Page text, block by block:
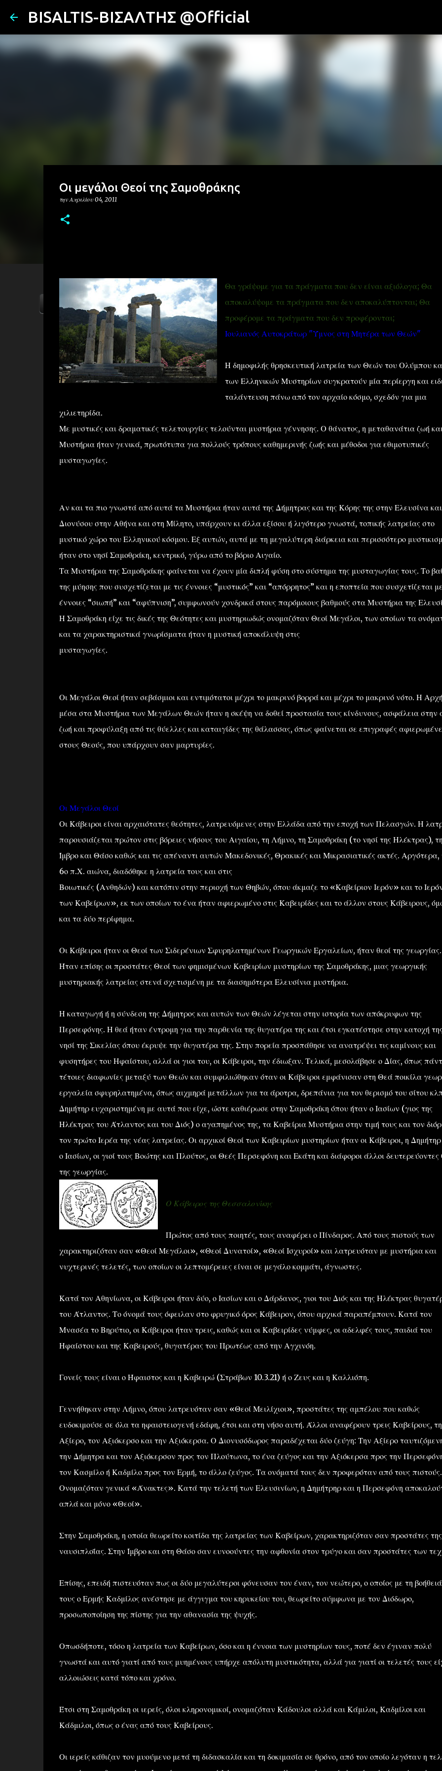
BISALTIS-ΒΙΣΑΛΤΗΣ @Official
ΑΡΧΙΚΗ YOUTUBE FACEBOOK ''ΜΑΓΕΜΕΝΕΣ'' /PROJECT ΣΧΕΤΙΚΑ/ABOUT
Oι μεγάλοι Θεοί της Σαμοθράκης
τηνΑπριλίου 04, 2011
Θα γράψομε για τα πράγματα που δεν είναι αξιόλογα; Θα
αποκαλύψομε τα πράγματα που δεν αποκαλύπτονται; Θα
προφέρομε τα πράγματα που δεν προφέρονται;
Ιουλιανός Αυτοκράτωρ "Ύμνος στη Μητέρα των Θεών"
Η δημοφιλής θρησκευτική λατρεία των Θεών του Ολύμπου
των Ελληνικών Μυστηρίων συγκρατούν μία περίεργη και
ταλάντευση πάνω από τον αρχαίο κόσμο, σχεδόν για μια
χιλιετηρίδα.
Με μυστικές και δραματικές τελετουργίες τελούνται μυστήρια γέννησης. Ο θάνατος, η μεταθανάτια ζωή
Μυστήρια ήταν γενικά, πρωτότυπα για πολλούς τρόπους καθημερινής ζωής και μέθοδοι για εθιμοτυπικές
μυσταγωγίες.
Αν και τα πιο γνωστά από αυτά τα Μυστήρια ήταν αυτά της Δήμητρας και της Κόρης της στην Ελευσίνα
Διονύσου στην Αθήνα και στη Μίλητο, υπάρχουν κι άλλα εξίσου ή λιγότερο γνωστά, τοπικής λατρείας στο
μυστικό χώρο του Ελληνικού κόσμου. Εξ αυτών, αυτά με τη μεγαλύτερη διάρκεια και περισσότερο
ήταν στο νησί Σαμοθράκη, κεντρικό, γύρω από το βόριο Αιγαίο.
Τα Μυστήρια της Σαμοθράκης φαίνεται να έχουν μία διπλή φύση στο σύστημα της μυσταγωγίας τους. Το
της μύησης που συσχετίζεται με τις έννοιες “μυστικός” και “απόρρητος” και η εποπτεία που συσχετίζεται
έννοιες “σιωπή” και “αφύπνιση”, συμφωνούν χονδρικά στους παρόμοιους βαθμούς στα Μυστήρια της
Η Σαμοθράκη είχε τις δικές της Θεότητες και μυστηριωδώς ονομαζόταν Θεοί Μεγάλοι, των οποίων τα
και τα χαρακτηριστικά γνωρίσματα ήταν η μυστική αποκάλυψη στις
μυσταγωγίες.
Οι Μεγάλοι Θεοί ήταν σεβάσμιοι και εντιμότατοι μέχρι το μακρινό βορρά και μέχρι το μακρινό νότο. Η Αρχή
μέσα στα Μυστήρια των Μεγάλων Θεών ήταν η σκέψη να δοθεί προστασία τους κίνδυνους, ασφάλεια στην
ζωή και προφύλαξη από τις θύελλες και καταιγίδες της θάλασσας, όπως φαίνεται σε επιγραφές
στους Θεούς, που υπάρχουν σαν μαρτυρίες.
Οι Μεγάλοι Θεοί
Οι Κάβειροι είναι αρχαιότατες θεότητες, λατρευόμενες στην Ελλάδα από την εποχή των Πελασγών. Η
παρουσιάζεται πρώτον στις βόρειες νήσους του Αιγαίου, τη Λήμνο, τη Σαμοθράκη (το νησί της Ηλέκτρας),
Ίμβρο και Θάσο καθώς και τις απέναντι αυτών Μακεδονικές, Θρακικές και Μικρασιατικές ακτές. Αργότερα,
6ο π.Χ. αιώνα, διαδόθηκε η λατρεία τους και στις
Βοιωτικές (Ανθηδών) και κατόπιν στην περιοχή των Θηβών, όπου άκμαζε το «Καβείριον Ιερόν» και το
των Καβείρων», εκ των οποίων το ένα ήταν αφιερωμένο στις Καβειρίδες και το άλλον στους Κάβειρους,
και τα δύο περίφημα.
Οι Κάβειροι ήταν οι Θεοί των Σιδερένιων Σφυρηλατημένων Γεωργικών Εργαλείων, ήταν θεοί της γεωργίας.
Ήταν επίσης οι προστάτες Θεοί των φημισμένων Καβειρίων μυστηρίων της Σαμοθράκης, μιας γεωργικής
μυστηριακής λατρείας στενά σχετισμένη με τα διασημότερα Ελευσίνια μυστήρια.
Η καταγωγή ή η σύνδεση της Δήμητρος και αυτών των Θεών λέγεται στην ιστορία των απόκρυφων της
Περσεφόνης. Η θεά ήταν έντρομη για την παρθενία της θυγατέρα της και έτσι εγκατέστησε στην κατοχή
νησί της Σικελίας όπου έκρυψε την θυγατέρα της. Στην πορεία προσπάθησε να ανατρέψει τις καμίνους και
φυσητήρες του Ηφαίστου, αλλά οι γιοι του, οι Κάβειροι, την έδιωξαν. Τελικά, μεσολάβησε ο Δίας, όπως
τέτοιες διαφωνίες μεταξύ των Θεών και συμφιλιώθηκαν όταν οι Κάβειροι εμφάνισαν στη Θεά ποικίλα
εργαλεία σφυρηλατημένα, όπως αιχμηρά μετάλλων για τα άροτρα, δρεπάνια για τον θερισμό του σίτου
Δημήτηρ ευχαριστημένη με αυτά που είχε, ώστε καθιέρωσε στην Σαμοθράκη όπου ήταν ο Ιασίων (γιος της
Ηλέκτρας του Άτλαντος και του Διός) ο αγαπημένος της, τα Καβείρια Μυστήρια στην τιμή τους και τον
τον πρώτο Ιερέα της νέας λατρείας. Οι αρχικοί Θεοί των Καβειρίων μυστηρίων ήταν οι Κάβειροι, η Δημήτηρ
ο Ιασίων, οι γιοί τους Βοώτης και Πλούτος, οι Θεές Περσεφόνη και Εκάτη και διάφοροι άλλοι δευτερεύοντες
της γεωργίας.
Ο Κάβειρος της Θεσσαλονίκης
Πρώτος από τους ποιητές, τους αναφέρει ο Πίνδαρος. Από τους πιστούς των
χαρακτηριζόταν σαν «Θεοί Μεγάλοι», «Θεοί Δυνατοί», «Θεοί Ισχυροί» και λατρευόταν με μυστήρια και
νυχτερινές τελετές, των οποίων οι λεπτομέρειες είναι σε μεγάλο κομμάτι, άγνωστες.
Κατά τον Αθηνίωνα, οι Κάβειροι ήταν δύο, ο Ιασίων και ο Δάρδανος, γιοι του Διός και της Ηλέκτρας
του Άτλαντος. Το όνομά τους όφειλαν στο φρυγικό όρος Κάβειρον, όπου αρχικά παραπέμπουν. Κατά τον
Μνασέα το Βηρύτιο, οι Κάβειροι ήταν τρεις, καθώς και οι Καβειρίδες νύμφες, οι αδελφές τους, παιδιά του
Ηφαίστου και της Καβειρούς, θυγατέρας του Πρωτέως από την Αγχινόη.
Γονείς τους είναι ο Ήφαιστος και η Καβειρώ (Στράβων 10.3.21) ή ο Ζευς και η Καλλιόπη.
Γεννήθηκαν στην Λήμνο, όπου λατρευόταν σαν «Θεοί Μειλίχιοι», προστάτες της αμπέλου που καθώς
ευδοκιμούσε σε όλα τα ηφαιστειογενή εδάφη, έτσι και στη νήσο αυτή. Άλλοι αναφέρουν τρεις Καβείρους,
Αξίερο, τον Αξιόκερσο και την Αξιόκερσα. Ο Διονυσόδωρος παραδέχεται δύο ζεύγη: Την Αξίερο
την Δήμητρα και τον Αξιόκερσον προς τον Πλούτωνα, το ένα ζεύγος και την Αξιόκερσα προς την
τον Κασμίλο ή Καδμίλο προς τον Ερμή, το άλλο ζεύγος. Τα ονόματά τους δεν προφερόταν από τους πιστούς.
Ονομαζόταν γενικά «Άνακτες». Κατά την τελετή των Ελευσινίων, η Δημήτρηρ και η Περσεφόνη
απλά και μόνο «Θεοί».
Στην Σαμοθράκη, η οποία θεωρείτο κοιτίδα της λατρείας των Καβείρων, χαρακτηριζόταν σαν προστάτες της
ναυσιπλοΐας. Στην Ίμβρο και στη Θάσο σαν ευνοούντες την αφθονία στον τρύγο και σαν προστάτες των
Επίσης, επειδή πιστευόταν πως οι δύο μεγαλύτεροι φόνευσαν τον έναν, τον νεώτερο, ο οποίος με τη βοήθειά
τους ο Ερμής Καδμίλος ανέστησε με άγγιγμα του κηρυκείου του, θεωρείτο σύμφωνα με τον Διόδωρο,
προσωποποίηση της πίστης για την αθανασία της ψυχής.
Οπωσδήποτε, τόσο η λατρεία των Καβείρων, όσο και η έννοια των μυστηρίων τους, ποτέ δεν έγιναν πολύ
γνωστά και αυτό γιατί από τους μυημένους υπήρχε απόλυτη μυστικότητα, αλλά για γιατί οι τελετές τους
αλλοιώσεις κατά τόπο και χρόνο.
Έτσι στη Σαμοθράκη οι ιερείς, όλοι κληρονομικοί, ονομαζόταν Κάδουλοι αλλά και Κάμιλοι, Καδμίλοι και
Κάδμιλοι, όπως ο ένας από τους Καβείρους.
Οι ιερείς κάθιζαν τον μυούμενο μετά τη διδασκαλία και τη δοκιμασία σε θρόνο, από τον οποίο λεγόταν η